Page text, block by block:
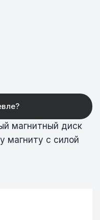
магнитный диск
магниту с силой